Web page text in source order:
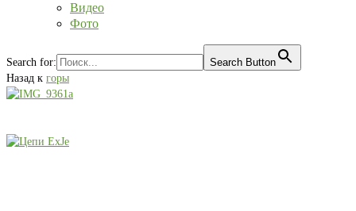
Видео
Фото
Search for:
Search Button
Назад к горы